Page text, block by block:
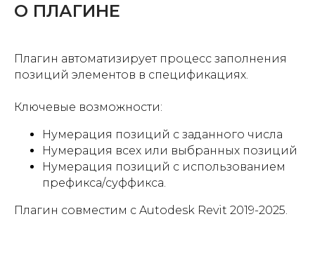
О ПЛАГИНЕ
Плагин автоматизирует процесс заполнения
позиций элементов в спецификациях.
Ключевые возможности:
Нумерация позиций с заданного числа
Нумерация всех или выбранных позиций
Нумерация позиций с использованием
префикса/суффикса.
Плагин совместим с Autodesk Revit 2019-2025.